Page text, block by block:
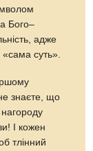
Бого–
адже
«сама суть».
знаєте, що
нагороду
І кожен
тлінний